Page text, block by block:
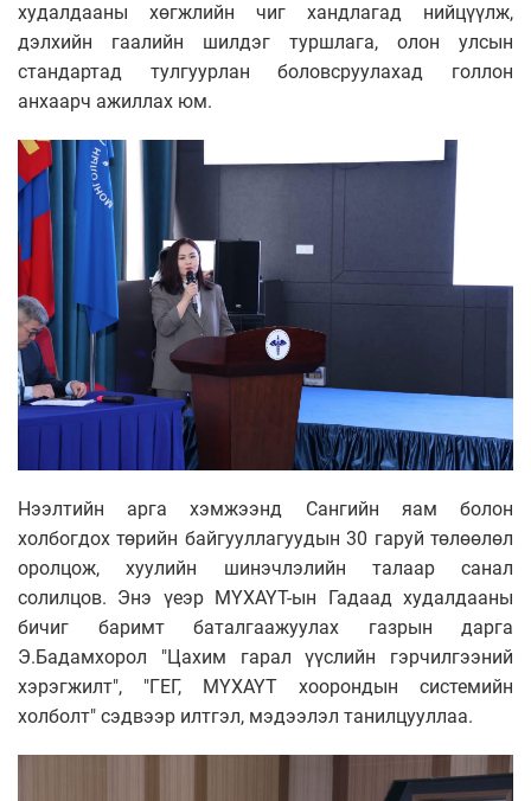
худалдааны хөгжлийн чиг хандлагад нийцүүлж,
дэлхийн гаалийн шилдэг туршлага, олон улсын
стандартад тулгуурлан боловсруулахад голлон
анхаарч ажиллах юм.
Нээлтийн арга хэмжээнд Сангийн яам болон
холбогдох төрийн байгууллагуудын 30 гаруй төлөөлөл
оролцож, хуулийн шинэчлэлийн талаар санал
солилцов. Энэ үеэр МҮХАҮТ-ын Гадаад худалдааны
бичиг баримт баталгаажуулах газрын дарга
Э.Бадамхорол "Цахим гарал үүслийн гэрчилгээний
хэрэгжилт", "ГЕГ, МҮХАҮТ хоорондын системийн
холболт" сэдвээр илтгэл, мэдээлэл танилцууллаа.